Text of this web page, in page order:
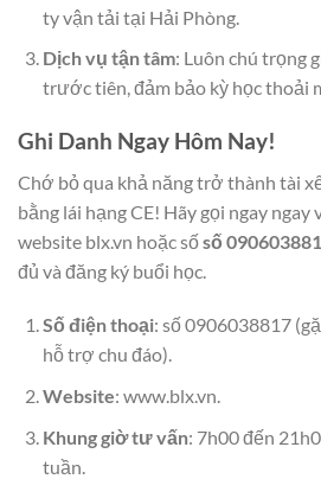
ty vận tải tại Hải Phòng.
Dịch vụ tận tâm: Luôn chú trọng
trước tiên, đảm bảo kỳ học thoải
Ghi Danh Ngay Hôm Nay!
Chớ bỏ qua khả năng trở thành tài
bằng lái hạng CE! Hãy gọi ngay ngay
website blx.vn hoặc sốsố
đủ và đăng ký buổi học.
Số điện thoại: số 0906038817
hỗ trợ chu đáo).
Website: www.blx.vn.
Khung giờ tư vấn: 7h00 đến
tuần.